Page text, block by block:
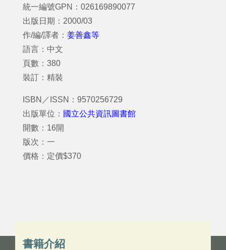
統一編號GPN：026169890077
出版日期：2000/03
作/編/譯者： 姜善鑫等
語言：中文
頁數：380
裝訂：精裝
ISBN／ISSN：9570256729
出版單位： 國立公共資訊圖書館
開數：16開
版次：一
價格：定價$370
書籍介紹